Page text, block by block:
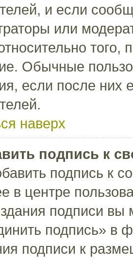
и если
или
Обычные
если после них
наверх
подпись к
подпись к
в центре
подписи вы
подпись» в
подписи к